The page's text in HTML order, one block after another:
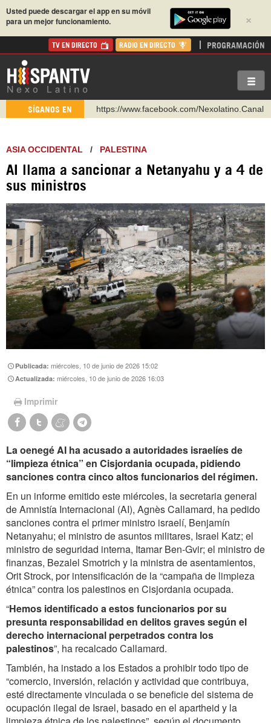
×
Usted puede descargar el app en su móvil
para un mejor funcionamiento.
TV EN DIRECTO RADIO EN DIRECTO PROGRAMACIÓN
SÍGANOS EN https://www.facebook.com/Nexolatino.Canal
https://www.youtube.com/@nexo_latino
https://t.me/hispantvcanal
https://urmedium.com/c/hispantv
Instagram como: hispan_tv
ASIA OCCIDENTAL / PALESTINA
AI llama a sancionar a Netanyahu y a 4 de
sus ministros
Publicada:miércoles, 10 de junio de 2026 15:02
Actualizada:miércoles, 10 de junio de 2026 16:03
Imprimir
La oenegé AI ha acusado a autoridades israelíes de
“limpieza étnica” en Cisjordania ocupada, pidiendo
sanciones contra cinco altos funcionarios del régimen.
En un informe emitido este miércoles, la secretaria general
de Amnistía Internacional (AI), Agnès Callamard, ha pedido
sanciones contra el primer ministro israelí, Benjamín
Netanyahu; el ministro de asuntos militares, Israel Katz; el
ministro de seguridad interna, Itamar Ben-Gvir; el ministro de
finanzas, Bezalel Smotrich y la ministra de asentamientos,
Orit Strock, por intensificación de la “campaña de limpieza
étnica” contra los palestinos en Cisjordania ocupada.
“Hemos identificado a estos funcionarios por su
presunta responsabilidad en delitos graves según el
derecho internacional perpetrados contra los
palestinos”, ha recalcado Callamard.
También, ha instado a los Estados a prohibir todo tipo de
“comercio, inversión, relación y actividad que contribuya,
esté directamente vinculada o se beneficie del sistema de
ocupación ilegal de Israel, basado en el apartheid y la